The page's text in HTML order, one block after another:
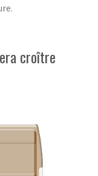
croître